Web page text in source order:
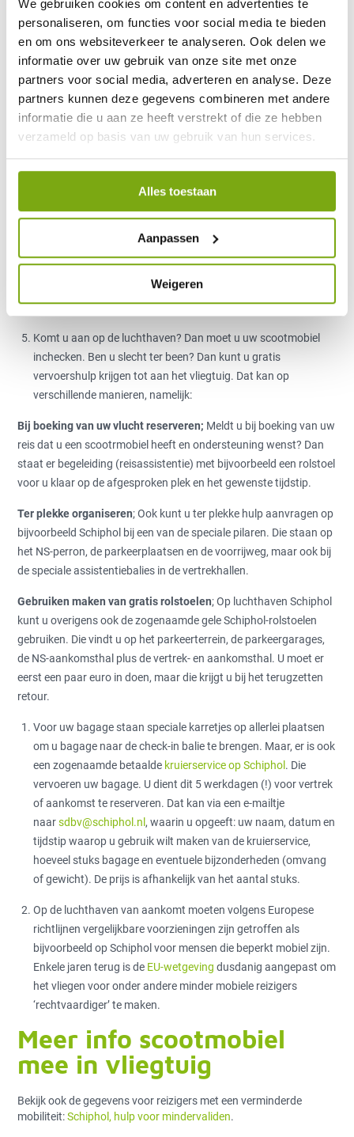
We gebruiken cookies om content en advertenties te
personaliseren, om functies voor social media te bieden
en om ons websiteverkeer te analyseren. Ook delen we
informatie over uw gebruik van onze site met onze
partners voor social media, adverteren en analyse. Deze
partners kunnen deze gegevens combineren met andere
informatie die u aan ze heeft verstrekt of die ze hebben
verzameld op basis van uw gebruik van hun services.
Alles toestaan
Aanpassen
Weigeren
op Europese vluchten. Op intercontinentale vluchten is dit 119
centimeter.
Bent u vergeten door te geven dat u uw scootmobiel wilt
meenemen op vakantie en dus mee moet in het vliegtuig? Dan
moet u dat 48 uur voor vertrek van uw vlucht doen.
Zorg dat u ruimschoots voor vertrek aanwezig bent. U heeft
dan alle tijd heeft om uw scootmobiel en bagage in te
checken.
Houd er vervolgens ook rekening mee dat u er zelf voor moet
zorgen dat uw scootmobiel helemaal reisklaar is. Dus dat het
geen losse delen heeft en ook zorgen voor de accu. Zo hoeft
polen met tape worden afgeplakt. Maar, informeer sowieso
even naar de voorwaarden die uw vliegmaatschappij
hanteert.
Komt u aan op de luchthaven? Dan moet u uw scootmobiel
inchecken. Ben u slecht ter been? Dan kunt u gratis
vervoershulp krijgen tot aan het vliegtuig. Dat kan op
verschillende manieren, namelijk:
Bij boeking van uw vlucht reserveren; Meldt u bij boeking van uw
reis dat u een scootrmobiel heeft en ondersteuning wenst? Dan
staat er begeleiding (reisassistentie) met bijvoorbeeld een rolstoel
voor u klaar op de afgesproken plek en het gewenste tijdstip.
Ter plekke organiseren; Ook kunt u ter plekke hulp aanvragen op
bijvoorbeeld Schiphol bij een van de speciale pilaren. Die staan op
het NS-perron, de parkeerplaatsen en de voorrij­weg, maar ook bij
de speciale assistentiebalies in de vertrekhallen.
Gebruiken maken van gratis rolstoelen; Op luchthaven Schiphol
kunt u overigens ook de zogenaamde gele Schiphol-rolstoelen
gebruiken. Die vindt u op het parkeerterrein, de parkeergarages,
de NS-aankomsthal plus de vertrek- en aankomsthal. U moet er
eerst een paar euro in doen, maar die krijgt u bij het terugzetten
retour.
Voor uw bagage staan speciale karretjes op allerlei plaatsen
om u bagage naar de check-in balie te brengen. Maar, er is ook
een zogenaamde betaalde kruierservice op Schiphol . Die
vervoeren uw bagage. U dient dit 5 werkdagen (!) voor vertrek
of aan­komst te reserveren. Dat kan via een e-mailtje
naarsdbv@schiphol.nl , waarin u opgeeft: uw naam, datum en
tijdstip waarop u gebruik wilt maken van de kruierservice,
hoeveel stuks ba­gage en eventuele bijzonderheden (omvang
of gewicht). De prijs is afhankelijk van het aantal stuks.
Op de luchthaven van aankomt moeten volgens Europese
richtlijnen vergelijkbare voorzieningen zijn getroffen als
bijvoorbeeld op Schiphol voor mensen die beperkt mobiel zijn.
Enkele jaren terug is de EU-wetgeving dusdanig aangepast om
het vliegen voor onder andere minder mobiele reizigers
‘rechtvaardiger’ te maken.
Meer info scootmobiel
mee in vliegtuig
Bekijk ook de gegevens voor reizigers met een verminderde
mobiliteit:Schiphol, hulp voor mindervaliden.